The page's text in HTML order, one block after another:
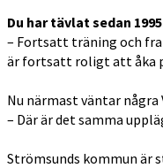
Du har tävlat sedan
– Fortsatt träning och
är fortsatt roligt att åka
Nu närmast väntar
– Där är det samma
Strömsunds kommun är